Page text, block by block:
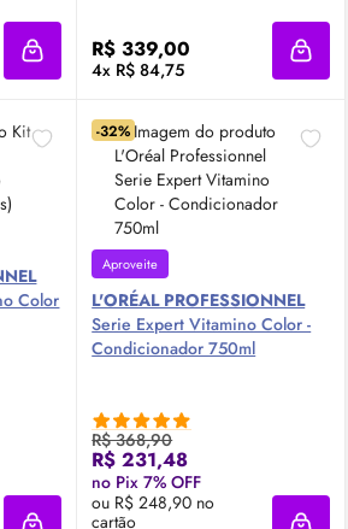
Adicionar à sacola
R$ 339,00
4x R$ 84,75
Color
-32%
Aproveite
L'ORÉAL PROFESSIONNEL
Serie Expert Vitamino Color -
Condicionador 750ml
R$ 368,90
R$ 231,48
no Pix 7% OFF
ou R$ 248,90 no
cartão